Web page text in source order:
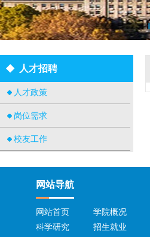
人才招聘
人才政策
岗位需求
校友工作
网站导航
网站首页 学院概况
科学研究
招生就业